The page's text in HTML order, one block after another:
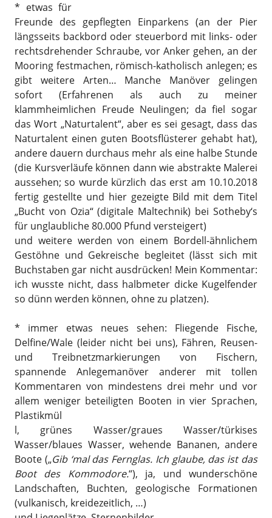
* etwas für
Freunde des gepflegten Einparkens (an der Pier
längsseits backbord oder steuerbord mit links- oder
rechtsdrehender Schraube, vor Anker gehen, an der
Mooring festmachen, römisch-katholisch anlegen; es
gibt weitere Arten… Manche Manöver gelingen
sofort (Erfahrenen als auch zu meiner
klammheimlichen Freude Neulingen; da fiel sogar
das Wort „Naturtalent“, aber es sei gesagt, dass das
Naturtalent einen guten Bootsflüsterer gehabt hat),
andere dauern durchaus mehr als eine halbe Stunde
(die Kursverläufe können dann wie abstrakte Malerei
aussehen; so wurde kürzlich das erst am 10.10.2018
fertig gestellte und hier gezeigte Bild mit dem Titel
„Bucht von Ozia“ (digitale Maltechnik) bei Sotheby‘s
für unglaubliche 80.000 Pfund versteigert)
und weitere werden von einem Bordell-ähnlichem
Gestöhne und Gekreische begleitet (lässt sich mit
Buchstaben gar nicht ausdrücken! Mein Kommentar:
ich wusste nicht, dass halbmeter dicke Kugelfender
so dünn werden können, ohne zu platzen).
* immer etwas neues sehen: Fliegende Fische,
Delfine/Wale (leider nicht bei uns), Fähren, Reusen-
und Treibnetzmarkierungen von Fischern,
spannende Anlegemanöver anderer mit tollen
Kommentaren von mindestens drei mehr und vor
allem weniger beteiligten Booten in vier Sprachen,
Plastikmül
l, grünes Wasser/graues Wasser/türkises
Wasser/blaues Wasser, wehende Bananen, andere
Boote („Gib ‘mal das Fernglas. Ich glaube, das ist das
Boot des Kommodore.“), ja, und wunderschöne
Landschaften, Buchten, geologische Formationen
(vulkanisch, kreidezeitlich, …)